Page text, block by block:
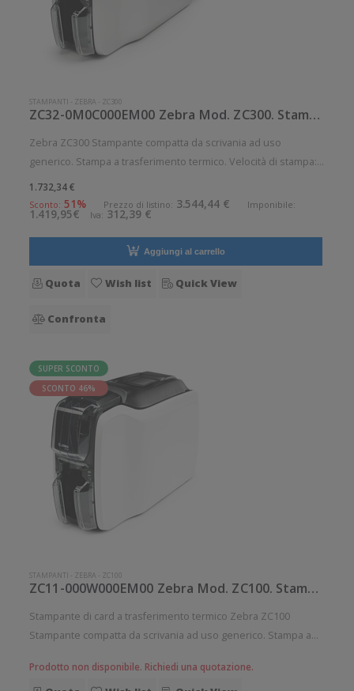
STAMPANTI - ZEBRA - ZC300
ZC32-0M0C000EM00 Zebra Mod. ZC300. Stampante di card.
Zebra ZC300 Stampante compatta da scrivania ad uso
generico. Stampa a trasferimento termico. Velocità di stampa:
900 card/ora Risoluzione di stampa: 12 dot/mm Supporto di
stampa: Card Connettività: Ethernet 10/100, USB Tipo-B Di
serie: Codific
1.732,34 €
Sconto: 51% Prezzo di listino: 3.544,44 € Imponibile:
1.419,95€ Iva: 312,39 €
Aggiungi al carrello
Quota Wish list Quick View
Confronta
SUPER SCONTO
SCONTO 46%
STAMPANTI - ZEBRA - ZC100
ZC11-000W000EM00 Zebra Mod. ZC100. Stampante di card.
Stampante di card a trasferimento termico Zebra ZC100
Stampante compatta da scrivania ad uso generico. Stampa a
Velocità di stampa: 700 card/ora Risoluzione di stampa: 12
Prodotto non disponibile. Richiedi una quotazione.